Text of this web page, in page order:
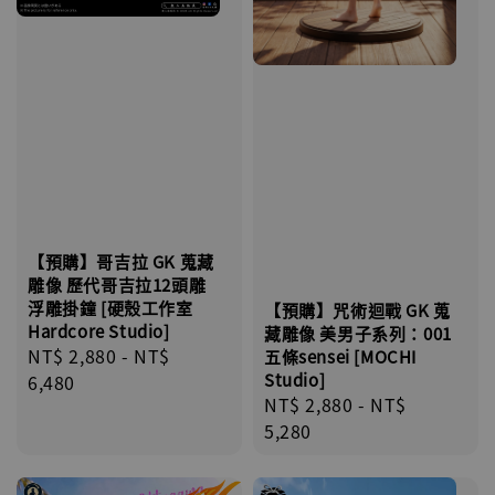
【預購】哥吉拉 GK 蒐藏
雕像 歷代哥吉拉12頭雕
浮雕掛鐘 [硬殼工作室
Hardcore Studio]
Regular
price
NT$ 2,880 - NT$
6,480
【預購】咒術迴戰 GK 蒐
藏雕像 美男子系列：001
五條sensei [MOCHI
Studio]
Regular
price
NT$ 2,880 - NT$
5,280